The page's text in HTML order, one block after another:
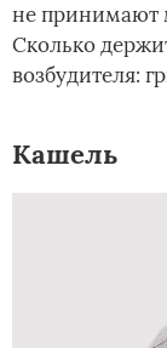
не принимают
Сколько
возбудителя:
Кашель